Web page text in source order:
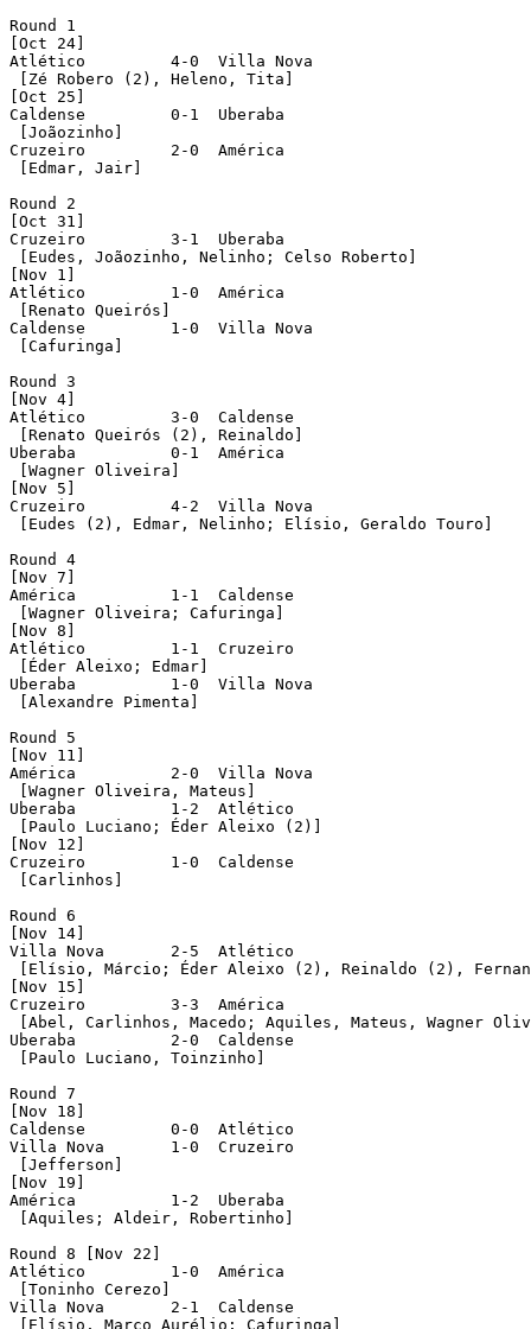
Round 1
[Oct 24]
Atlético	 4-0  Villa Nova
[Zé Robero (2), Heleno, Tita]
[Oct 25]
Caldense	 0-1  Uberaba
[Joãozinho]
Cruzeiro	 2-0  América
[Edmar, Jair]
Round 2
[Oct 31]
Cruzeiro	 3-1  Uberaba
[Eudes, Joãozinho, Nelinho; Celso Roberto]
[Nov 1]
Atlético	 1-0  América
[Renato Queirós]
Caldense	 1-0  Villa Nova
[Cafuringa]
Round 3
[Nov 4]
Atlético	 3-0  Caldense
[Renato Queirós (2), Reinaldo]
Uberaba	 	 0-1  América
[Wagner Oliveira]
[Nov 5]
Cruzeiro	 4-2  Villa Nova
[Eudes (2), Edmar, Nelinho; Elísio, Geraldo Touro]
Round 4
[Nov 7]
América		 1-1  Caldense
[Wagner Oliveira; Cafuringa]
[Nov 8]
Atlético	 1-1  Cruzeiro
[Éder Aleixo; Edmar]
Uberaba	 	 1-0  Villa Nova
[Alexandre Pimenta]
Round 5
[Nov 11]
América		 2-0  Villa Nova
[Wagner Oliveira, Mateus]
Uberaba	 	 1-2  Atlético
[Paulo Luciano; Éder Aleixo (2)]
[Nov 12]
Cruzeiro	 1-0  Caldense
[Carlinhos]
Round 6
[Nov 14]
Villa Nova	 2-5  Atlético
[Elísio, Márcio; Éder Aleixo (2), Reinaldo (2),
[Nov 15]
Cruzeiro	 3-3  América
[Abel, Carlinhos, Macedo; Aquiles, Mateus, Wagner
Uberaba	 	 2-0  Caldense
[Paulo Luciano, Toinzinho]
Round 7
[Nov 18]
Caldense	 0-0  Atlético
Villa Nova	 1-0  Cruzeiro
[Jefferson]
[Nov 19]
América		 1-2  Uberaba
[Aquiles; Aldeir, Robertinho]
Round 8 [Nov 22]
Atlético	 1-0  América
[Toninho Cerezo]
Villa Nova	 2-1  Caldense
[Elísio, Marco Aurélio; Cafuringa]